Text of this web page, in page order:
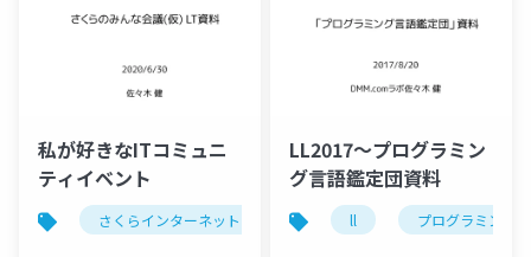
私が好きなITコミュニ
ティイベント
さくらインターネット janog ssmjp
LL2017〜プログラミン
グ言語鑑定団資料
ll プログラミング